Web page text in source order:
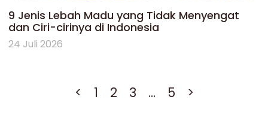
9 Jenis Lebah Madu yang Tidak Menyengat
dan Ciri-cirinya di Indonesia
24 Juli 2026
< 1 2 3 … 5 >